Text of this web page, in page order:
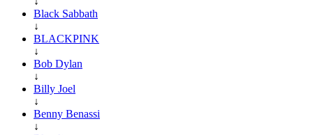
Black Sabbath
↓
BLACKPINK
↓
Bob Dylan
↓
Billy Joel
↓
Benny Benassi
↓